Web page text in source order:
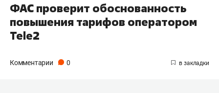
ФАС проверит обоснованность
повышения тарифов оператором
Tele2
Комментарии 0